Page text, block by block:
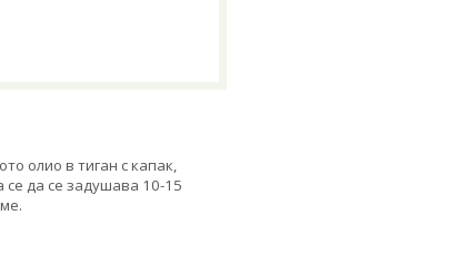
олио в тиган с капак,
да се задушава 10-15